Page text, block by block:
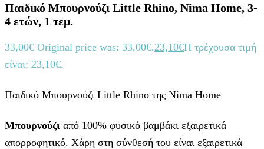
Παιδικό Μπουρνούζι Little Rhino, Nima Home, 3-
4 ετών, 1 τεμ.
33,00€ Original price was: 33,00€.23,10€Η τρέχουσα τιμή
είναι: 23,10€.
Παιδικό Μπουρνούζι Little Rhino της Nima Home
Μπουρνούζι από 100% φυσικό βαμβάκι εξαιρετικά
απορροφητικό. Χάρη στη σύνθεσή του είναι εξαιρετικά